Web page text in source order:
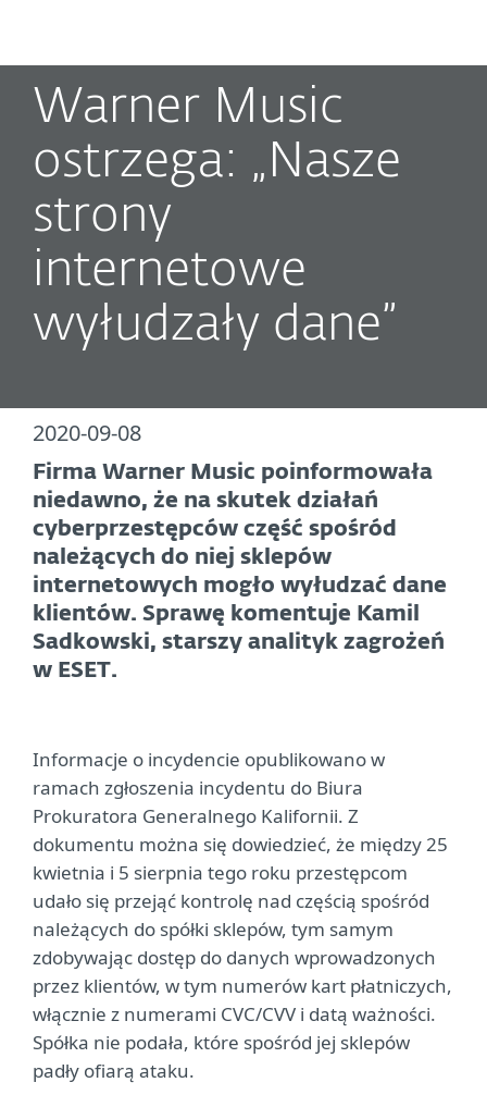
Warner Music
ostrzega: „Nasze
strony
internetowe
wyłudzały dane”
2020-09-08
Firma Warner Music poinformowała
niedawno, że na skutek działań
cyberprzestępców część spośród
należących do niej sklepów
internetowych mogło wyłudzać dane
klientów. Sprawę komentuje Kamil
Sadkowski, starszy analityk zagrożeń
w ESET.
Informacje o incydencie opublikowano w
ramach zgłoszenia incydentu do Biura
Prokuratora Generalnego Kalifornii. Z
dokumentu można się dowiedzieć, że między 25
kwietnia i 5 sierpnia tego roku przestępcom
udało się przejąć kontrolę nad częścią spośród
należących do spółki sklepów, tym samym
zdobywając dostęp do danych wprowadzonych
przez klientów, w tym numerów kart płatniczych,
włącznie z numerami CVC/CVV i datą ważności.
Spółka nie podała, które spośród jej sklepów
padły ofiarą ataku.